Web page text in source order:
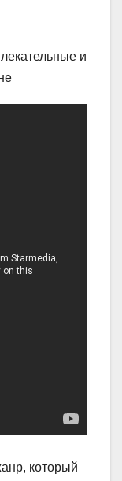
который